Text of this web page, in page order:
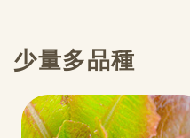
少量多品種